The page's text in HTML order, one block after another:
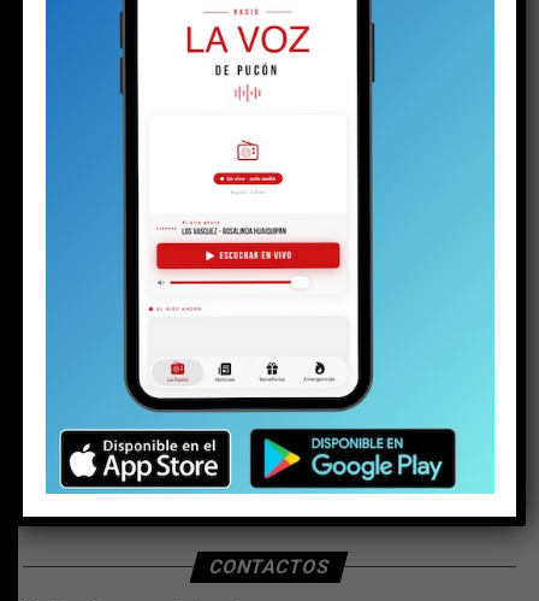
BUSCAR
CONTACTOS